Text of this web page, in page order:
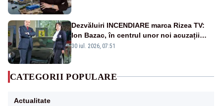
Dezvăluiri INCENDIARE marca Rizea TV:
Ion Bazac, în centrul unor noi acuzații
publice
30 iul. 2026, 07:51
CATEGORII POPULARE
Actualitate